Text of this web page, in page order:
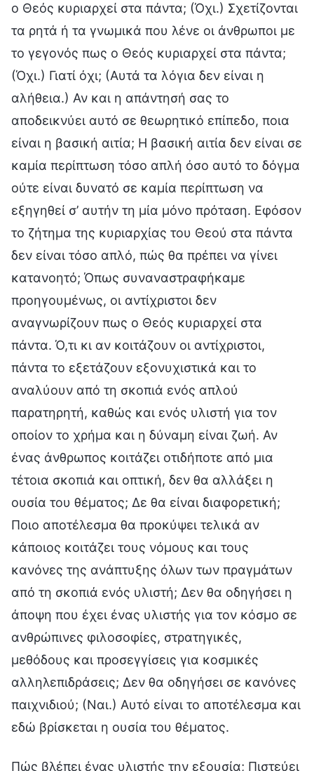
ο Θεός κυριαρχεί στα πάντα; (Όχι.) Σχετίζονται
τα ρητά ή τα γνωμικά που λένε οι άνθρωποι με
το γεγονός πως ο Θεός κυριαρχεί στα πάντα;
(Όχι.) Γιατί όχι; (Αυτά τα λόγια δεν είναι η
αλήθεια.) Αν και η απάντησή σας το
αποδεικνύει αυτό σε θεωρητικό επίπεδο, ποια
είναι η βασική αιτία; Η βασική αιτία δεν είναι σε
καμία περίπτωση τόσο απλή όσο αυτό το δόγμα
ούτε είναι δυνατό σε καμία περίπτωση να
εξηγηθεί σ’ αυτήν τη μία μόνο πρόταση. Εφόσον
το ζήτημα της κυριαρχίας του Θεού στα πάντα
δεν είναι τόσο απλό, πώς θα πρέπει να γίνει
κατανοητό; Όπως συναναστραφήκαμε
προηγουμένως, οι αντίχριστοι δεν
αναγνωρίζουν πως ο Θεός κυριαρχεί στα
πάντα. Ό,τι κι αν κοιτάζουν οι αντίχριστοι,
πάντα το εξετάζουν εξονυχιστικά και το
αναλύουν από τη σκοπιά ενός απλού
παρατηρητή, καθώς και ενός υλιστή για τον
οποίον το χρήμα και η δύναμη είναι ζωή. Αν
ένας άνθρωπος κοιτάζει οτιδήποτε από μια
τέτοια σκοπιά και οπτική, δεν θα αλλάξει η
ουσία του θέματος; Δε θα είναι διαφορετική;
Ποιο αποτέλεσμα θα προκύψει τελικά αν
κάποιος κοιτάζει τους νόμους και τους
κανόνες της ανάπτυξης όλων των πραγμάτων
από τη σκοπιά ενός υλιστή; Δεν θα οδηγήσει η
άποψη που έχει ένας υλιστής για τον κόσμο σε
ανθρώπινες φιλοσοφίες, στρατηγικές,
μεθόδους και προσεγγίσεις για κοσμικές
αλληλεπιδράσεις; Δεν θα οδηγήσει σε κανόνες
παιχνιδιού; (Ναι.) Αυτό είναι το αποτέλεσμα και
εδώ βρίσκεται η ουσία του θέματος.
Πώς βλέπει ένας υλιστής την εξουσία; Πιστεύει